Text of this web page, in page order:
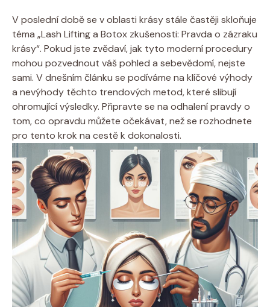
V poslední době se v oblasti krásy stále častěji skloňuje
téma „Lash Lifting a Botox zkušenosti: Pravda o zázraku
krásy“. Pokud jste zvědaví, jak tyto moderní procedury
mohou pozvednout váš pohled a sebevědomí, nejste
sami. V dnešním článku se podíváme na klíčové výhody
a nevýhody těchto trendových metod, které slibují
ohromující výsledky. Připravte se na odhalení pravdy o
tom, co opravdu můžete očekávat, než se rozhodnete
pro tento krok na cestě k dokonalosti.